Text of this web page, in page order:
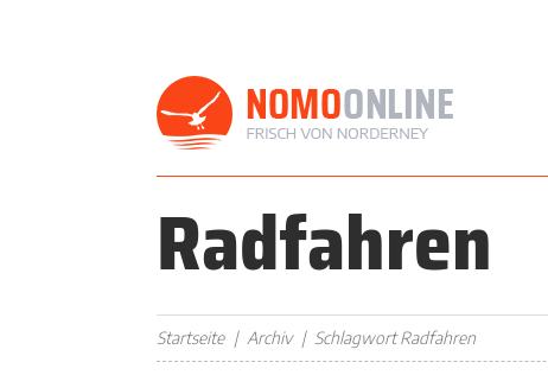
Radfahren
Startseite Archiv Schlagwort Radfahren